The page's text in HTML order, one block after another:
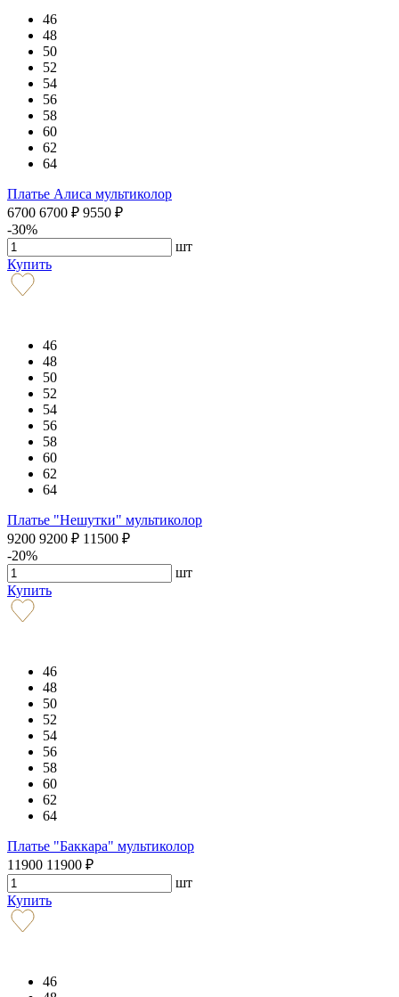
46
48
50
52
54
56
58
60
62
64
Платье Алиса мультиколор
6700 6700 ₽ 9550 ₽
-30%
шт
Купить
46
48
50
52
54
56
58
60
62
64
Платье "Нешутки" мультиколор
9200 9200 ₽ 11500 ₽
-20%
шт
Купить
46
48
50
52
54
56
58
60
62
64
Платье "Баккара" мультиколор
11900 11900 ₽
шт
Купить
46